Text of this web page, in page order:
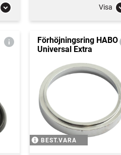
Visa
Förhöjningsring HABO
Universal Extra
BEST.VARA